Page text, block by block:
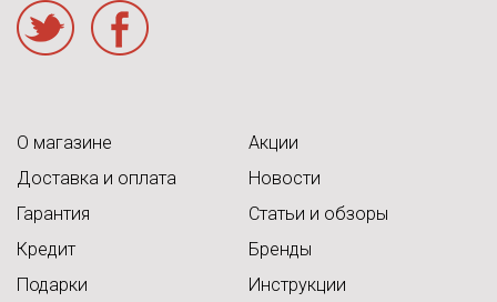
О магазине
Доставка и оплата
Гарантия
Кредит
Подарки
Акции
Новости
Статьи и обзоры
Бренды
Инструкции